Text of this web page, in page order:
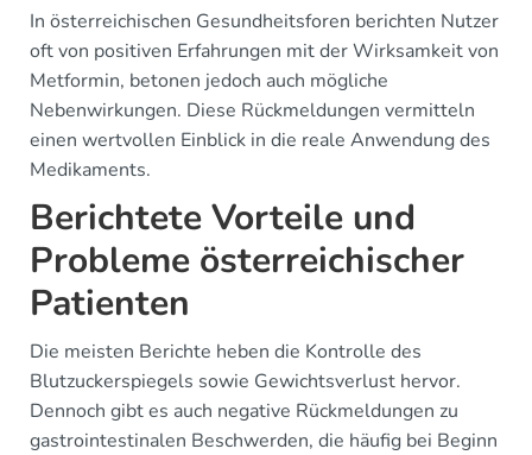
In österreichischen Gesundheitsforen berichten Nutzer
oft von positiven Erfahrungen mit der Wirksamkeit von
Metformin, betonen jedoch auch mögliche
Nebenwirkungen. Diese Rückmeldungen vermitteln
einen wertvollen Einblick in die reale Anwendung des
Medikaments.
Berichtete Vorteile und
Probleme österreichischer
Patienten
Die meisten Berichte heben die Kontrolle des
Blutzuckerspiegels sowie Gewichtsverlust hervor.
Dennoch gibt es auch negative Rückmeldungen zu
gastrointestinalen Beschwerden, die häufig bei Beginn